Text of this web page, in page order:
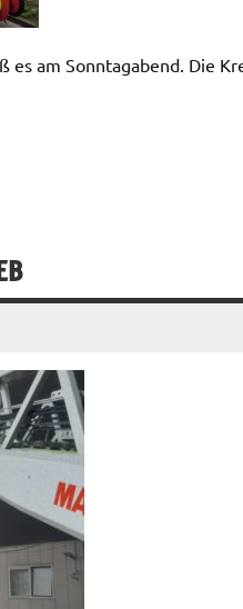
es am Sonntagabend. Die